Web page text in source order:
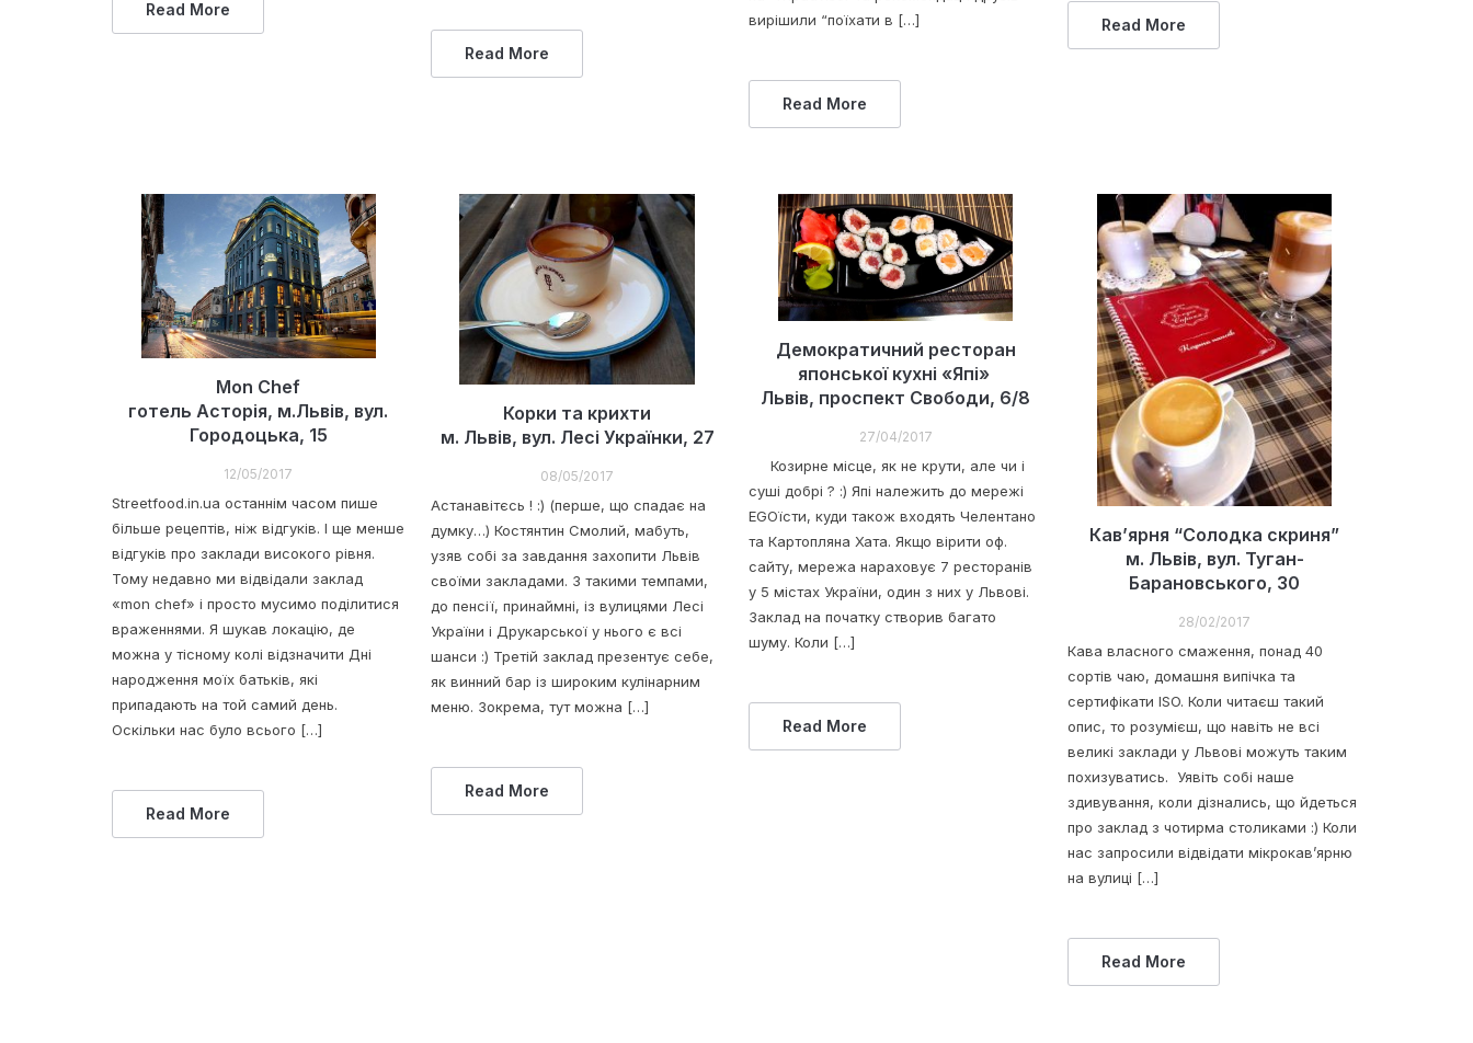
Read More
Read More
вирішили “поїхати в […]
Read More
Read More
Mon Chef
готель Асторія, м.Львів, вул.
Городоцька, 15
12/05/2017
Streetfood.in.ua останнім часом пише
більше рецептів, ніж відгуків. І ще менше
відгуків про заклади високого рівня.
Тому недавно ми відвідали заклад
«mon chef» і просто мусимо поділитися
враженнями. Я шукав локацію, де
можна у тісному колі відзначити Дні
народження моїх батьків, які
припадають на той самий день.
Оскільки нас було всього […]
Read More
Корки та крихти
м. Львів, вул. Лесі Українки, 27
08/05/2017
Астанавітєсь ! :) (перше, що спадає на
думку…) Костянтин Смолий, мабуть,
узяв собі за завдання захопити Львів
своїми закладами. З такими темпами,
до пенсії, принаймні, із вулицями Лесі
України і Друкарської у нього є всі
шанси :) Третій заклад презентує себе,
як винний бар із широким кулінарним
меню. Зокрема, тут можна […]
Read More
Демократичний ресторан
японської кухні «Япі»
Львів, проспект Свободи, 6/8
27/04/2017
Козирне місце, як не крути, але чи і
суші добрі ? :) Япі належить до мережі
EGOїсти, куди також входять Челентано
та Картопляна Хата. Якщо вірити оф.
сайту, мережа нараховує 7 ресторанів
у 5 містах України, один з них у Львові.
Заклад на початку створив багато
шуму. Коли […]
Read More
Кав’ярня “Солодка скриня”
м. Львів, вул. Туган-
Барановського, 30
28/02/2017
Кава власного смаження, понад 40
сортів чаю, домашня випічка та
сертифікати ISO. Коли читаєш такий
опис, то розумієш, що навіть не всі
великі заклади у Львові можуть таким
похизуватись. Уявіть собі наше
здивування, коли дізнались, що йдеться
про заклад з чотирма столиками :) Коли
нас запросили відвідати мікрокав’ярню
на вулиці […]
Read More